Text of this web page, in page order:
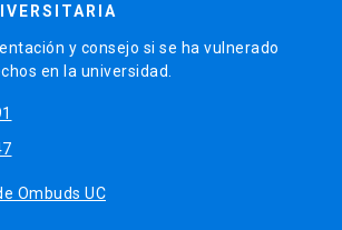
y consejo si se ha vulnerado
en la universidad.
Ombuds UC